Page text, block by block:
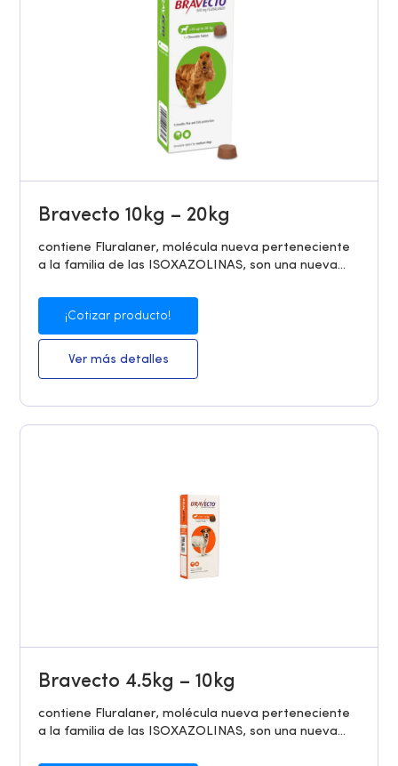
Bravecto 10kg – 20kg
contiene Fluralaner, molécula nueva perteneciente
a la familia de las ISOXAZOLINAS, son una nueva...
¡Cotizar producto!
Ver más detalles
Bravecto 4.5kg – 10kg
contiene Fluralaner, molécula nueva perteneciente
a la familia de las ISOXAZOLINAS, son una nueva...